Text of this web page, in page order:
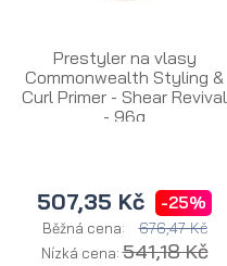
Prestyler na vlasy
Commonwealth Styling &
Curl Primer - Shear Revival
- 96g
507,35 Kč -25%
Běžná cena: 676,47 Kč
Nízká cena:541,18 Kč